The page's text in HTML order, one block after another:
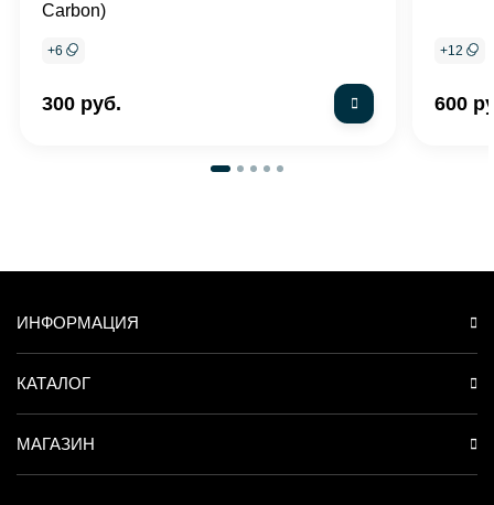
Carbon)
+6
300 руб.
+12
600
ИНФОРМАЦИЯ
КАТАЛОГ
МАГАЗИН